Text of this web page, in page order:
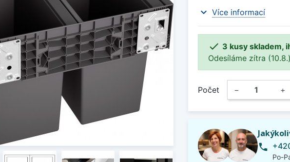
expand_more Více informací
 3 kusy skladem,
Odesíláme zítra
Počet − +
phone
Po-